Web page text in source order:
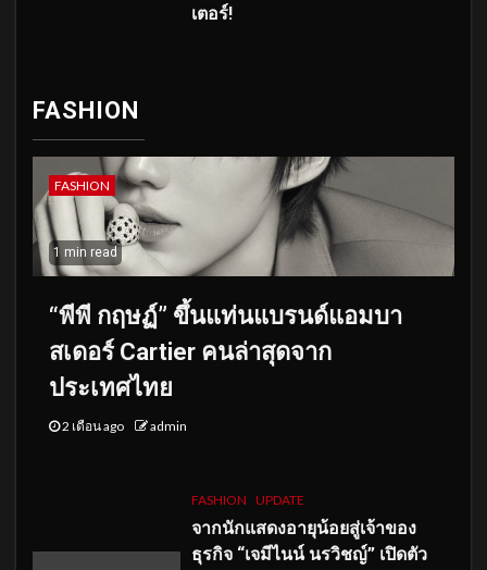
เตอร์!
FASHION
FASHION
1 min read
“พีพี กฤษฏ์” ขึ้นแท่นแบรนด์แอมบา
สเดอร์ Cartier คนล่าสุดจาก
ประเทศไทย
2 เดือน ago admin
FASHION UPDATE
จากนักแสดงอายุน้อยสู่เจ้าของ
ธุรกิจ “เจมีไนน์ นรวิชญ์” เปิดตัว